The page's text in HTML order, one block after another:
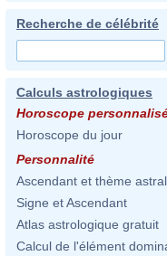
Recherche de célébrité
Calculs astrologiques
Horoscope
Horoscope du jour
Personnalité
Ascendant et thème astral
Signe et Ascendant
Atlas astrologique gratuit
Calcul de l'élément